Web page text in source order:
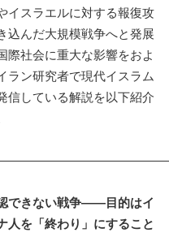
イスラエルに対する報復攻
込んだ大規模戦争へと発展
際社会に重大な影響をおよ
ラン研究者で現代イスラム
信している解説を以下紹介
できない戦争――目的はイ
人を「終わり」にすること